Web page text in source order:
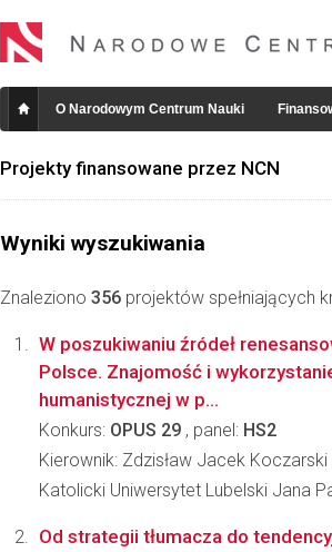
O Narodowym Centrum Nauki
Projekty finansowane przez NCN
Wyniki wyszukiwania
Znaleziono 356 projektów spełniających
W poszukiwaniu źródeł
Polsce. Znajomość i
humanistycznej w p...
Konkurs: OPUS 29 , panel: HS2
Kierownik: Zdzisław Jacek Koczarski
Katolicki Uniwersytet Lubelski Jana
Od strategii tłumacza do